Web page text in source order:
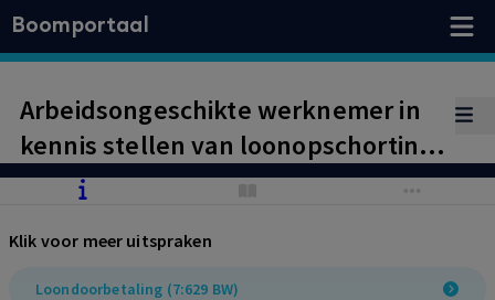
Boomportaal
Arbeidsongeschikte werknemer in
kennis stellen van loonopschorting
in plaats van loonstop leidt tot
Klik voor meer uitspraken
Loondoorbetaling (7:629 BW)